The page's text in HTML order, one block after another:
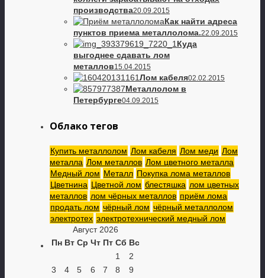
производства20.09.2015
Как найти адреса
пунктов приема металлолома.22.09.2015
Куда
выгоднее сдавать лом
металлов15.04.2015
Лом кабеля02.02.2015
Металлолом в
Петербурге04.09.2015
Облако тегов
Купить металлолом Лом кабеля Лом меди Лом
металла Лом металлов Лом цветного металла
Медный лом Металл Покупка лома металлов
Цветнина Цветной лом блестяшка лом цветных
металлов лом чёрных металлов приём лома
продать лом чёрный лом чёрный металлолом
электротех электротехнический медный лом
Август 2026
Пн Вт Ср Чт Пт Сб Вс
1
2
3
4 5 6 7 8
9